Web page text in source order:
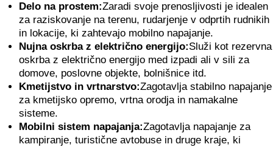
Delo na prostem:Zaradi svoje prenosljivosti je idealen
za raziskovanje na terenu, rudarjenje v odprtih rudnikih
in lokacije, ki zahtevajo mobilno napajanje.
Nujna oskrba z električno energijo:Služi kot rezervna
oskrba z električno energijo med izpadi ali v sili za
domove, poslovne objekte, bolnišnice itd.
Kmetijstvo in vrtnarstvo:Zagotavlja stabilno napajanje
za kmetijsko opremo, vrtna orodja in namakalne
sisteme.
Mobilni sistem napajanja:Zagotavlja napajanje za
kampiranje, turistične avtobuse in druge kraje, ki